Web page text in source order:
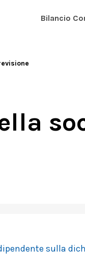
Bilancio
sulla